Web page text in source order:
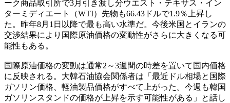
ーク商品取引所で3月引き渡し分ウエスト・テキサス・イン
ターミディエート（WTI）先物も66.43ドルで1.9％上昇し
た。昨年8月1日以降で最も高い水準だ。今後米国とイランの
交渉結果により国際原油価格の変動性がさらに大きくなる可
能性もある。
国際原油価格の変動は通常2～3週間の時差を置いて国内価格
に反映される。大韓石油協会関係者は「最近ドル相場と国際
ガソリン価格、軽油製品価格がすべて上がった。今週も韓国
ガソリンスタンドの価格が上昇を示す可能性がある」と話し